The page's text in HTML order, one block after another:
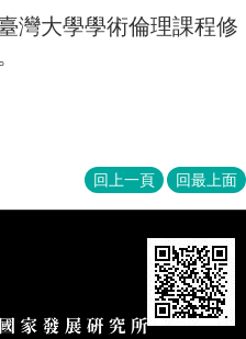
灣大學學術倫理課程修
回上一頁 回最上面